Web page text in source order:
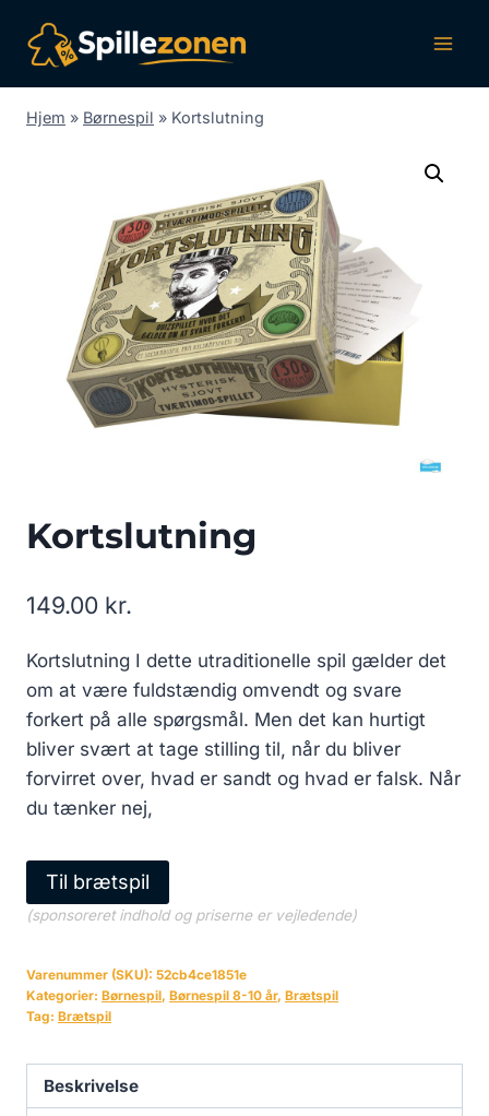
indhold
Hjem » Børnespil » Kortslutning
Kortslutning
149.00 kr.
Kortslutning I dette utraditionelle spil gælder det
om at være fuldstændig omvendt og svare
forkert på alle spørgsmål. Men det kan hurtigt
bliver svært at tage stilling til, når du bliver
forvirret over, hvad er sandt og hvad er falsk. Når
du tænker nej,
Til brætspil
(sponsoreret indhold og priserne er vejledende)
Varenummer (SKU): 52cb4ce1851e
Kategorier: Børnespil, Børnespil 8-10 år, Brætspil
Tag: Brætspil
Beskrivelse